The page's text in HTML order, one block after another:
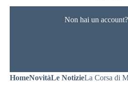
Non hai un account?
HomeNovitàLe NotizieLa Corsa di